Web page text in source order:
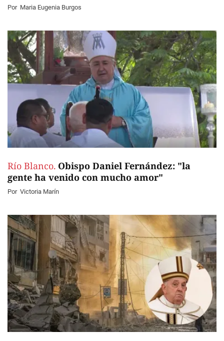
Por Maria Eugenia Burgos
Río Blanco. Obispo Daniel Fernández: "la
gente ha venido con mucho amor"
Por Victoria Marín